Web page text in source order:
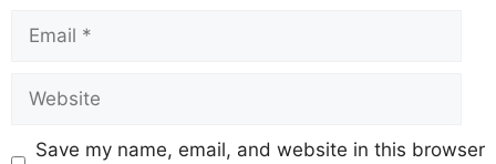
Save my name, email, and website in this browser